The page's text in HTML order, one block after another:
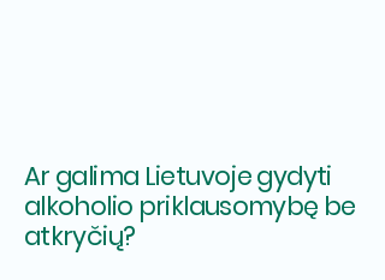
Ar galima Lietuvoje gydyti
alkoholio priklausomybę be
atkryčių?